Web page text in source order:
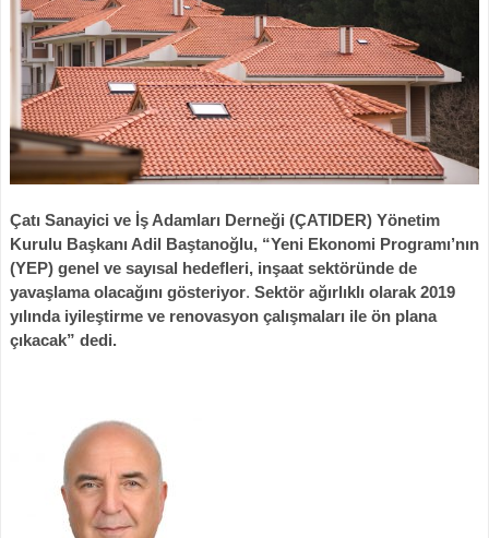
Çatı Sanayici ve İş Adamları Derneği (ÇATIDER) Yönetim
Kurulu Başkanı Adil Baştanoğlu, “Yeni Ekonomi Programı’nın
(YEP) genel ve sayısal hedefleri, inşaat sektöründe de
yavaşlama olacağını gösteriyor. Sektör ağırlıklı olarak 2019
yılında iyileştirme ve renovasyon çalışmaları ile ön plana
çıkacak” dedi.